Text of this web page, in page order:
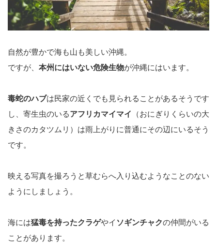
自然が豊かで海も山も美しい沖縄。
ですが、 本州にはいない危険生物が沖縄にはいます。
毒蛇のハブは民家の近くでも見られることがあるそうです
し、寄生虫のいるアフリカマイマイ
（おにぎりくらいの大
きさのカタツムリ）は雨上がりに普通にその辺にいるそう
です。
映える写真を撮ろうと草むらへ入り込むようなことのない
ようにしましょう。
海には猛毒を持ったクラゲやイ ソギンチャクの仲間がいる
ことがあります。